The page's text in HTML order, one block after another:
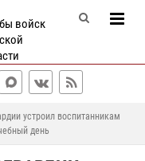
войск
устроил воспитанникам
день